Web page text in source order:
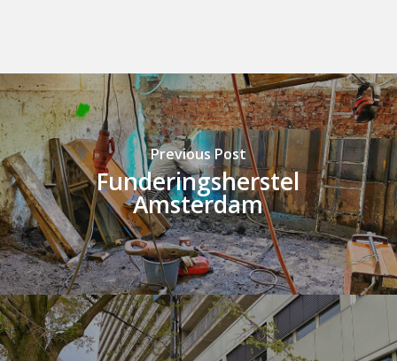
Previous Post
Funderingsherstel
Amsterdam